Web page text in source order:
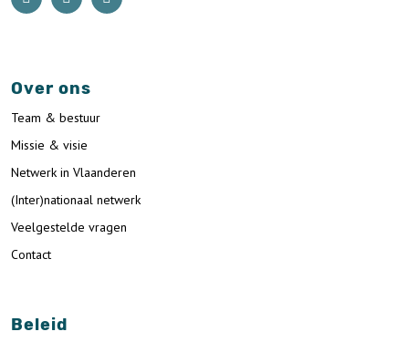
Over ons
Team & bestuur
Missie & visie
Netwerk in Vlaanderen
(Inter)nationaal netwerk
Veelgestelde vragen
Contact
Beleid